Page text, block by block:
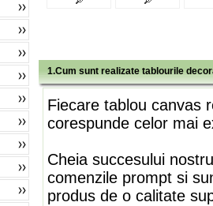
1.Cum sunt realizate tablourile
Fiecare tablou canvas
corespunde celor mai
Cheia succesului
comenzile prompt si
produs de o calitate